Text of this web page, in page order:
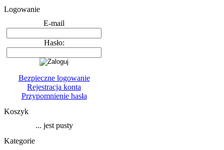
Logowanie
E-mail
Hasło:
Bezpieczne logowanie
Rejestracja konta
Przypomnienie hasła
Koszyk
... jest pusty
Kategorie